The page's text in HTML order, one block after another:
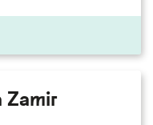
Zamir